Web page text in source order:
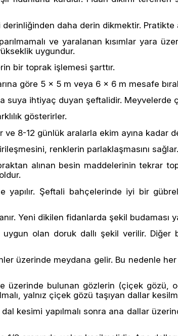
daha derin dikmektir. Pratikte
ve yaralanan kısımlar yara
uygundur.
bir toprak işlemesi şarttır.
göre 5 x 5 m veya 6 x 6 m mesafe
suya ihtiyaç duyan şeftalidir. Meyvelerde
gösterirler.
8-12 günlük aralarla ekim ayına kadar
renklerin parlaklaşmasını sağlar.
alınan besin maddelerinin tekrar
yapılır. Şeftali bahçelerinde iyi bir
Yeni dikilen fidanlarda şekil budaması
olan doruk dallı şekil verilir.
üzerinde meydana gelir. Bu nedenle
bulunan gözlerin (çiçek gözü,
yalnız çiçek gözü taşıyan dallar
kesimi yapılmalı sonra ana dallar